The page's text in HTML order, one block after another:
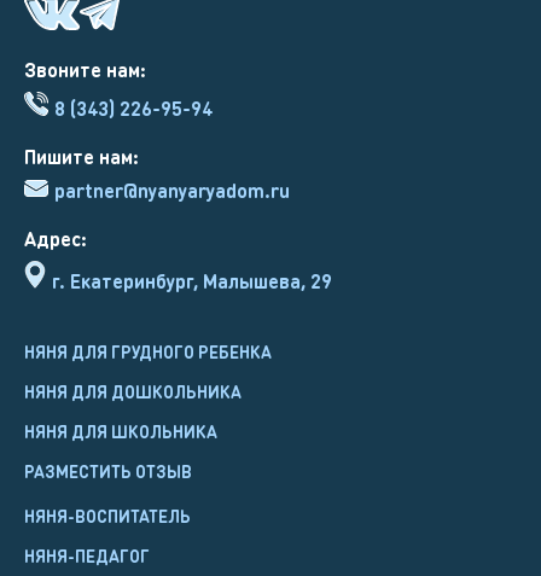
Адрес:
г. Екатеринбург, Малышева, 29
Звоните нам:
8 (343) 226-95-94
НЯНЯ ДЛЯ ГРУДНОГО РЕБЕНКА
НЯНЯ ДЛЯ ДОШКОЛЬНИКА
НЯНЯ ДЛЯ ШКОЛЬНИКА
РАЗМЕСТИТЬ ОТЗЫВ
Пишите нам:
partner@nyanyaryadom.ru
НЯНЯ-ВОСПИТАТЕЛЬ
НЯНЯ-ПЕДАГОГ